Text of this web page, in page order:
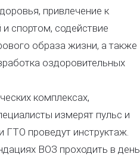
привлечение к
спортом, содействие
образа жизни, а также
оздоровительных
комплексах,
измерят пульс и
ГТО проведут инструктаж.
ВОЗ проходить в день